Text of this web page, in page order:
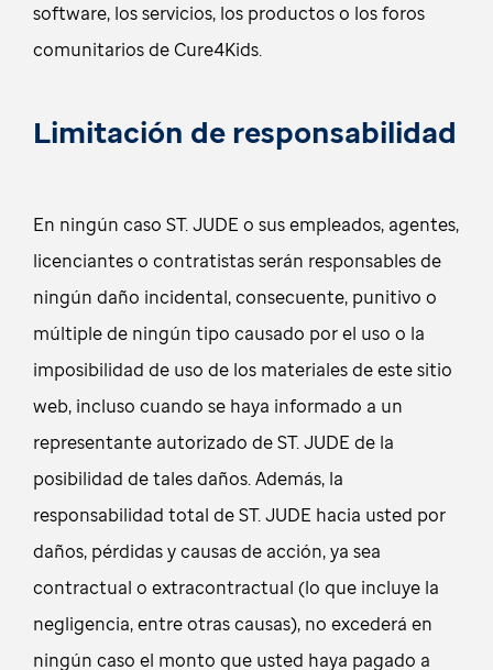
software, los servicios, los productos o los foros
comunitarios de Cure4Kids.
Limitación de responsabilidad
En ningún caso ST. JUDE o sus empleados, agentes,
licenciantes o contratistas serán responsables de
ningún daño incidental, consecuente, punitivo o
múltiple de ningún tipo causado por el uso o la
imposibilidad de uso de los materiales de este sitio
web, incluso cuando se haya informado a un
representante autorizado de ST. JUDE de la
posibilidad de tales daños. Además, la
responsabilidad total de ST. JUDE hacia usted por
daños, pérdidas y causas de acción, ya sea
contractual o extracontractual (lo que incluye la
negligencia, entre otras causas), no excederá en
ningún caso el monto que usted haya pagado a